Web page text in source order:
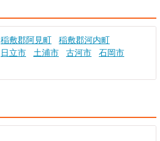
稲敷郡阿見町
稲敷郡河内町
日立市 土浦市 古河市
石岡市